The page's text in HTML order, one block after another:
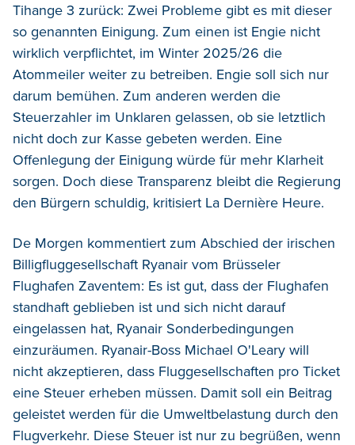
Tihange 3 zurück: Zwei Probleme gibt es mit dieser
so genannten Einigung. Zum einen ist Engie nicht
wirklich verpflichtet, im Winter 2025/26 die
Atommeiler weiter zu betreiben. Engie soll sich nur
darum bemühen. Zum anderen werden die
Steuerzahler im Unklaren gelassen, ob sie letztlich
nicht doch zur Kasse gebeten werden. Eine
Offenlegung der Einigung würde für mehr Klarheit
sorgen. Doch diese Transparenz bleibt die Regierung
den Bürgern schuldig, kritisiert La Dernière Heure.
De Morgen kommentiert zum Abschied der irischen
Billigfluggesellschaft Ryanair vom Brüsseler
Flughafen Zaventem: Es ist gut, dass der Flughafen
standhaft geblieben ist und sich nicht darauf
eingelassen hat, Ryanair Sonderbedingungen
einzuräumen. Ryanair-Boss Michael O'Leary will
nicht akzeptieren, dass Fluggesellschaften pro Ticket
eine Steuer erheben müssen. Damit soll ein Beitrag
geleistet werden für die Umweltbelastung durch den
Flugverkehr. Diese Steuer ist nur zu begrüßen, wenn